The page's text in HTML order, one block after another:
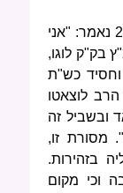
ב"תולדות גדולי ישראל וגאוני איטליה", עמ' 231 נאמר: "אני
בק"ק לוגו,
וחסיד כש"ת
לוצאטו
ובשביל זה
מסורת זו,
בזהירות.
וכי מקום